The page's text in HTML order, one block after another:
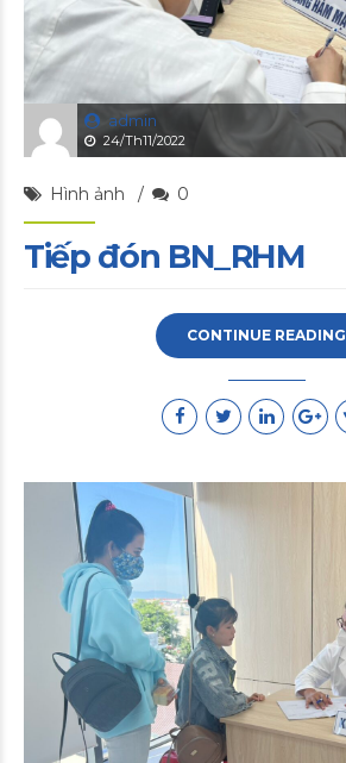
admin
24/Th11/2022
Hình ảnh 0
Tiếp đón BN_RHM
CONTINUE READING